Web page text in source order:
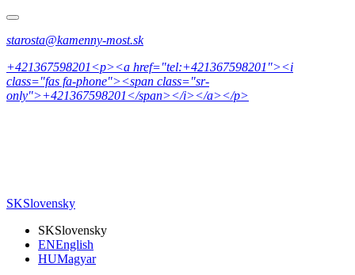
starosta@kamenny-most.sk
+421367598201<p><a href="tel:+421367598201"><i
class="fas fa-phone"><span class="sr-
only">+421367598201</span></i></a></p>
SKSlovensky
SKSlovensky
ENEnglish
HUMagyar